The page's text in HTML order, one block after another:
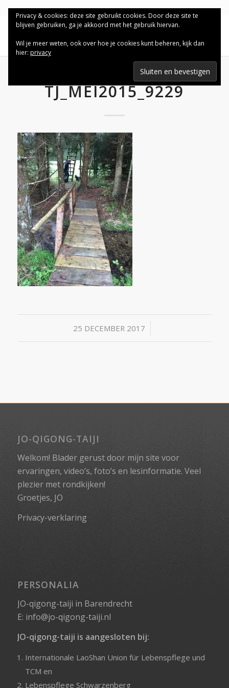
TJ_MEI2015_9229
25 DECEMBER 2017
/
JO-QIGONG-TAIJI
Welkom! Blader gerust door mijn site voor
ervaringen, video’s, foto’s en lesinformatie. Veel
plezier met rondkijken!
Groetjes, JO
Privacy-verklaring
PERSONALIA
JO-qigong-taiji in Barendrecht
E: info@jo-qigong-taiji.nl
JO-qigong-taiji is aangesloten bij:
Internationale LaoShan Union für Lebenspflege und
TCM en
Lebenspflege Schwarzenberg
Privacy & cookies: deze site gebruikt cookies. Door deze site te
blijven gebruiken, ga je akkoord met het gebruik hiervan.
Wil je meer weten, ook over hoe je cookies kunt beheren, kijk dan
hier: privacy